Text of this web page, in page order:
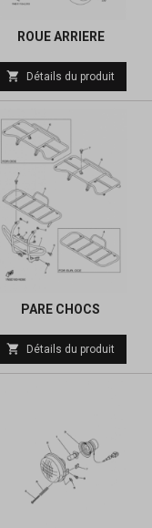
ROUE ARRIERE
Prix
de
base
 Détails du produit
PARE CHOCS
Prix
de
 Détails du produit